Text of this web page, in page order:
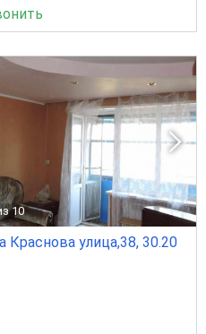
10
Краснова улица,38, 30.20